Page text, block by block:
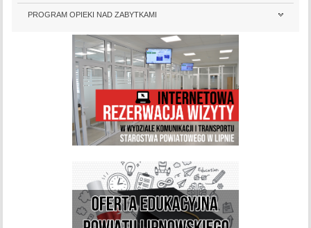
PROGRAM OPIEKI NAD ZABYTKAMI